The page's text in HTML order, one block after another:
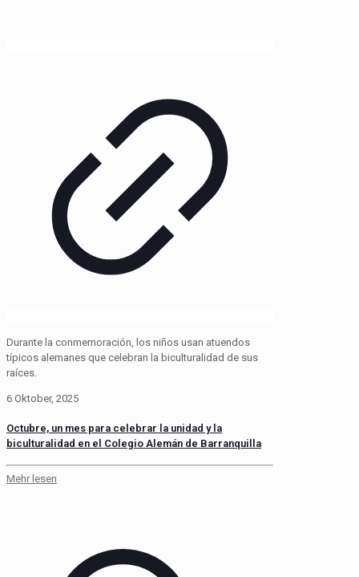
Durante la conmemoración, los niños usan atuendos
típicos alemanes que celebran la biculturalidad de sus
raíces.
6 Oktober, 2025
Octubre, un mes para celebrar la unidad y la
biculturalidad en el Colegio Alemán de Barranquilla
Mehr lesen